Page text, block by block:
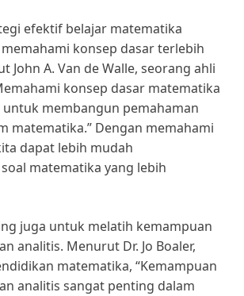
efektif belajar matematika
konsep dasar terlebih
John A. Van de Walle, seorang ahli
konsep dasar matematika
membangun pemahaman
matematika.” Dengan memahami
dapat lebih mudah
matematika yang lebih
juga untuk melatih kemampuan
analitis. Menurut Dr. Jo Boaler,
matematika, “Kemampuan
analitis sangat penting dalam